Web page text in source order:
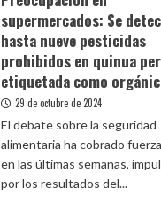
frijol,
piña,
melón,
manzana
y
otros,
mercados
mayoristas
supermercados: Se
hasta nueve pesticidas
prohibidos en quinua
etiquetada como
29 de octubre de 2024
El debate sobre la seguridad
alimentaria ha cobrado
en las últimas semanas,
por los resultados del...